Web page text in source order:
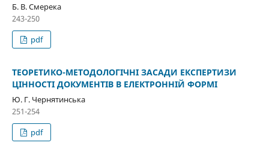
Б. В. Смерека
243-250
pdf
ТЕОРЕТИКО-МЕТОДОЛОГІЧНІ ЗАСАДИ ЕКСПЕРТИЗИ
ЦІННОСТІ ДОКУМЕНТІВ В ЕЛЕКТРОННІЙ ФОРМІ
Ю. Г. Чернятинська
251-254
pdf